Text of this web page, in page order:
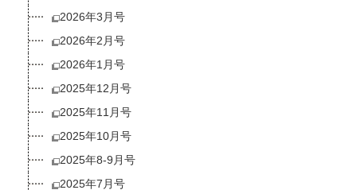
2026年3月号
2026年2月号
2026年1月号
2025年12月号
2025年11月号
2025年10月号
2025年8-9月号
2025年7月号